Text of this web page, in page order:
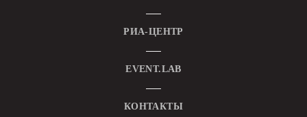
РИА-ЦЕНТР
EVENT.LAB
КОНТАКТЫ